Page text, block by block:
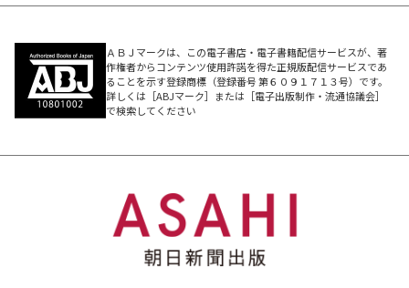
ＡＢＪマークは、この電子書店・電子書籍配信サービスが、著
作権者からコンテンツ使用許諾を得た正規版配信サービスであ
ることを示す登録商標（登録番号 第６０９１７１３号）です。
詳しくは［ABJマーク］または［電子出版制作・流通協議会］
で検索してください